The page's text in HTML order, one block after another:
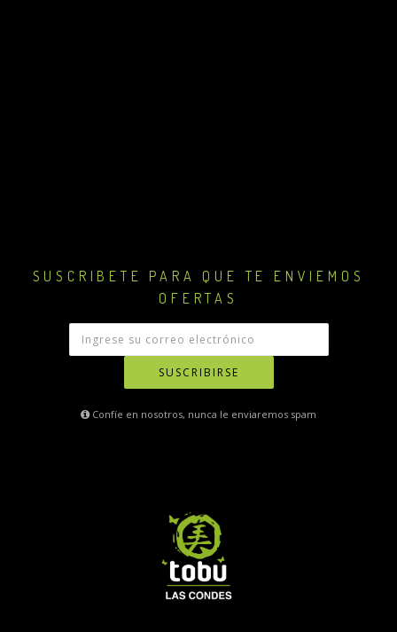
SUSCRIBETE PARA QUE TE ENVIEMOS
OFERTAS
SUSCRIBIRSE
Confíe en nosotros, nunca le enviaremos spam